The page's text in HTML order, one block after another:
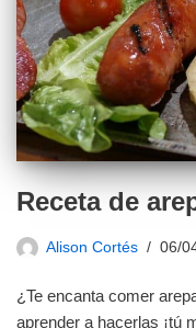
Receta de
Alison Cortés 06/
¿Te encanta comer
aprender a hacerlas ¡tú